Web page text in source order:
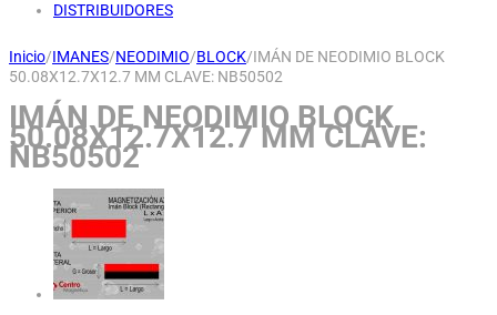
DISTRIBUIDORES
Inicio/IMANES/NEODIMIO/BLOCK/IMÁN DE NEODIMIO BLOCK
50.08X12.7X12.7 MM CLAVE: NB50502
IMÁN DE NEODIMIO BLOCK
50.08X12.7X12.7 MM CLAVE:
NB50502